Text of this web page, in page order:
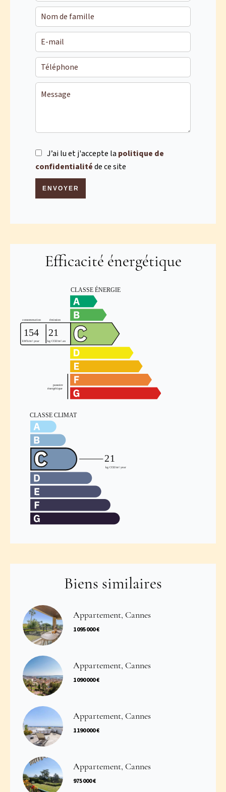
J’ai lu et j'accepte lapolitique de
confidentialitéde ce site
ENVOYER
Efficacité énergétique
Biens similaires
Appartement, Cannes
1 095 000 €
Appartement, Cannes
1 090 000 €
Appartement, Cannes
1 190 000 €
Appartement, Cannes
975 000 €